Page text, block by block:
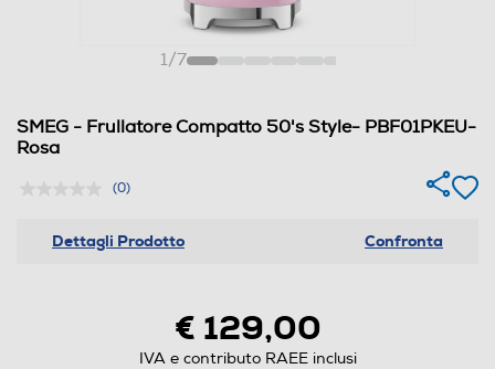
1/7
SMEG - Frullatore Compatto 50's Style- PBF01PKEU-
Rosa
(0)
Dettagli Prodotto Confronta
€ 129,00
IVA e contributo RAEE inclusi